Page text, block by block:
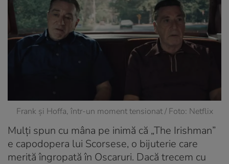
Frank și Hoffa, într-un moment tensionat / Foto: Netflix
Mulți spun cu mâna pe inimă că „The Irishman”
e capodopera lui Scorsese, o bijuterie care
merită îngropată în Oscaruri. Dacă trecem cu